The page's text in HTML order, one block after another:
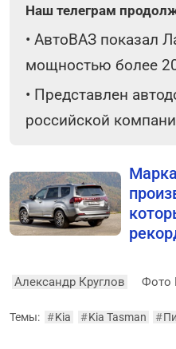
Наш телеграм
• АвтоВАЗ показал
мощностью более
• Представлен
российской
Александр Круглов Фото
Темы: #Kia #Kia Tasman #